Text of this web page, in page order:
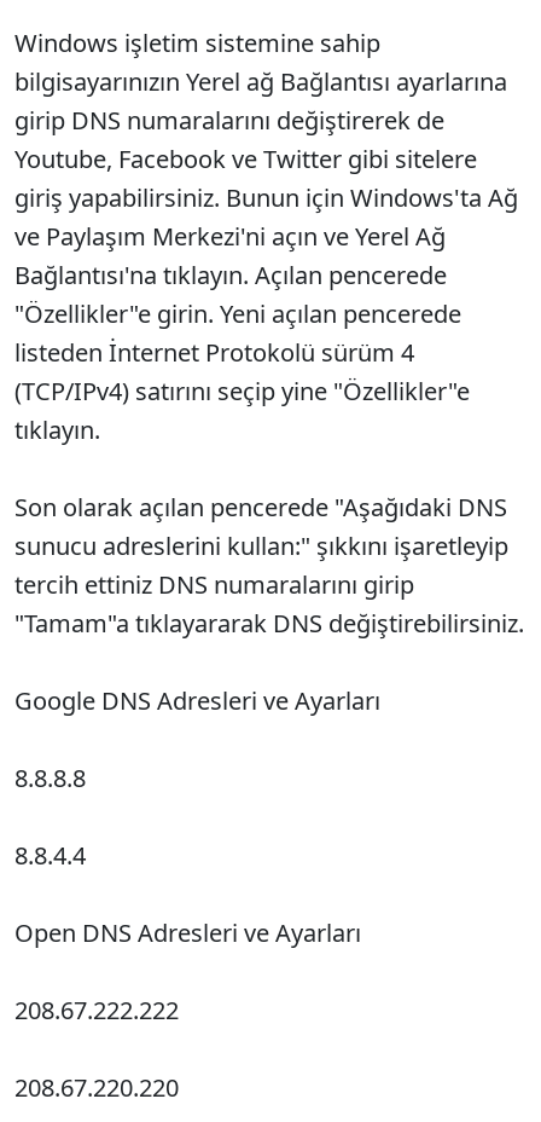
Windows işletim sistemine sahip
bilgisayarınızın Yerel ağ Bağlantısı ayarlarına
girip DNS numaralarını değiştirerek de
Youtube, Facebook ve Twitter gibi sitelere
giriş yapabilirsiniz. Bunun için Windows'ta Ağ
ve Paylaşım Merkezi'ni açın ve Yerel Ağ
Bağlantısı'na tıklayın. Açılan pencerede
"Özellikler"e girin. Yeni açılan pencerede
listeden İnternet Protokolü sürüm 4
(TCP/IPv4) satırını seçip yine "Özellikler"e
tıklayın.
Son olarak açılan pencerede "Aşağıdaki DNS
sunucu adreslerini kullan:" şıkkını işaretleyip
tercih ettiniz DNS numaralarını girip
"Tamam"a tıklayararak DNS değiştirebilirsiniz.
Google DNS Adresleri ve Ayarları
8.8.8.8
8.8.4.4
Open DNS Adresleri ve Ayarları
208.67.222.222
208.67.220.220